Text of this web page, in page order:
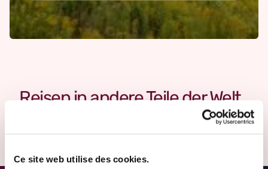
Ce site web utilise des cookies.
Reisen in andere Teile der Welt
Indischer Ozean